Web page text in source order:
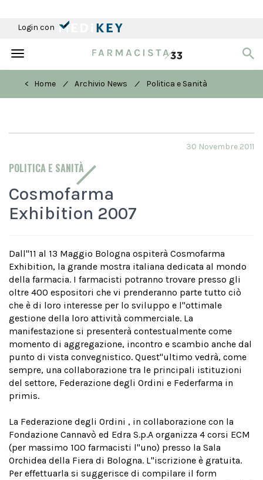
Login con
Toggle
< Home
/ Archivio News / Politica e Sanità
POLITICA E SANITÀ
30 Novembre 2011
Cosmofarma
Exhibition 2007
Dall''11 al 13 Maggio Bologna ospiterà Cosmofarma
Exhibition, la grande mostra italiana dedicata al mondo
della farmacia. I farmacisti potranno trovare presso gli
oltre 400 espositori che vi prenderanno parte tutto ciò
che è di loro interesse per lo sviluppo e l''ottimale
gestione della loro attività commerciale. La
manifestazione si presenterà contestualmente come
momento di aggregazione, incontro e scambio anche dal
punto di vista convegnistico. Quest''ultimo vedrà, come
sempre, una collaborazione tra le principali istituzioni
del settore, Federazione degli Ordini e Federfarma in
primis.
La Federazione degli Ordini , in collaborazione con la
Fondazione Cannavò ed Edra S.p.A organizza 4 corsi ECM
(per massimo 100 farmacisti l''uno) presso la Sala
Orchidea della Fiera di Bologna. L''iscrizione è gratuita.
Per effettuarla si suggerisce di compilare il form